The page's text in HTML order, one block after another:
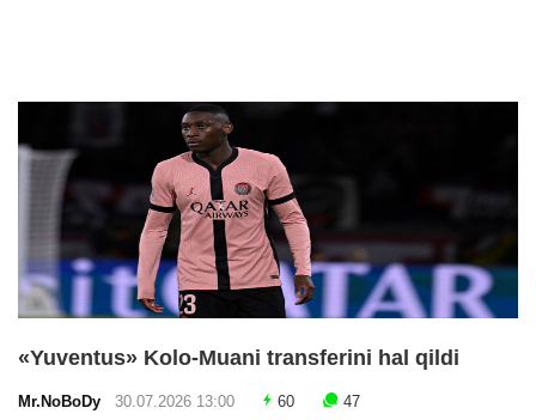
«Yuventus» Kolo-Muani transferini hal qildi
Mr.NoBoDy 30.07.2026 13:00 60 47